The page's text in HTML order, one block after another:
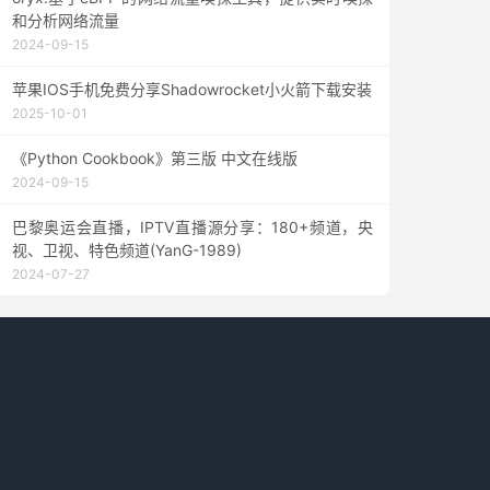
和分析网络流量
2024-09-15
苹果IOS手机免费分享Shadowrocket小火箭下载安装
2025-10-01
《Python Cookbook》第三版 中文在线版
2024-09-15
巴黎奥运会直播，IPTV直播源分享：180+频道，央
视、卫视、特色频道(YanG-1989)
2024-07-27